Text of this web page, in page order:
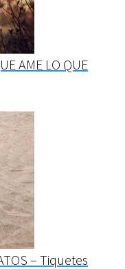
AME LO QUE
– Tiquetes